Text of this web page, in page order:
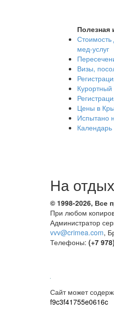
мед-услуг
Визы,
Курортный
Цены в
Испытано
Календарь
На
© 1998-2026, Все
При любом
Администратор
vvv@crimea.com,
Телефоны: (+7
Сайт может
f9c3f41755e0616c